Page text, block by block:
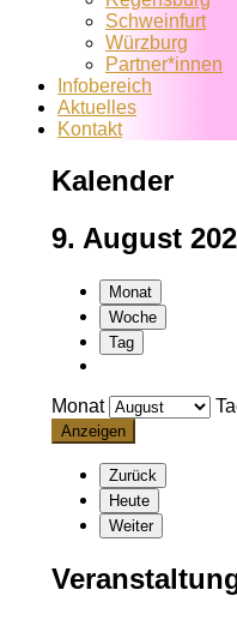
Schweinfurt
Würzburg
Partner*innen
Infobereich
Aktuelles
Kontakt
Kalender
9. August
Monat
Woche
Tag
Monat
Zurück
Heute
Weiter